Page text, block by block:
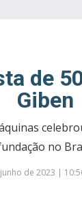
de
Giben
no
de 2023 |